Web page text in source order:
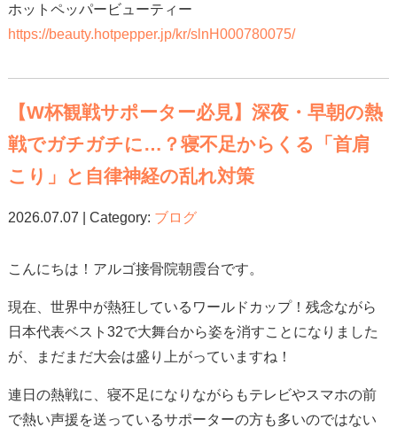
ホットペッパービューティー
https://beauty.hotpepper.jp/kr/slnH000780075/
【W杯観戦サポーター必見】深夜・早朝の熱
戦でガチガチに…？寝不足からくる「首肩
こり」と自律神経の乱れ対策
2026.07.07 | Category: ブログ
こんにちは！アルゴ接骨院朝霞台です。
現在、世界中が熱狂しているワールドカップ！残念ながら
日本代表ベスト32で大舞台から姿を消すことになりました
が、まだまだ大会は盛り上がっていますね！
連日の熱戦に、寝不足になりながらもテレビやスマホの前
で熱い声援を送っているサポーターの方も多いのではない